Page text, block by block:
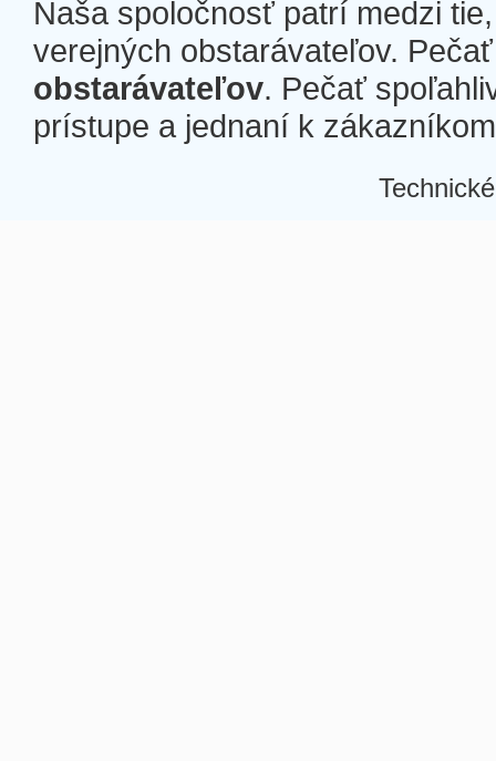
Naša spoločnosť patrí medzi
verejných obstarávateľov.
obstarávateľov. Pečať
prístupe a jednaní k